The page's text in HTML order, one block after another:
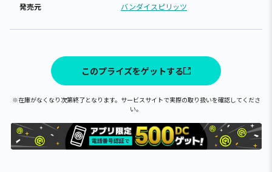
発売元 バンダイスピリッツ
このプライズをゲットする
※在庫がなくなり次第終了となります。サービスサイトで実際の取り扱いを確認してくださ
い。